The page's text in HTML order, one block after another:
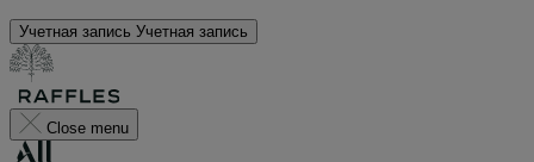
Учетная запись Учетная запись
Close menu